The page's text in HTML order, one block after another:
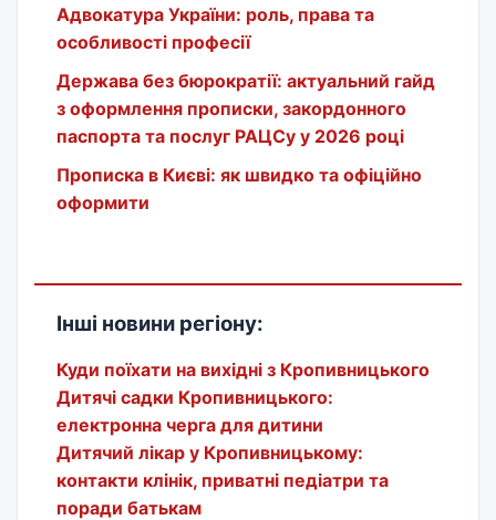
Адвокатура України: роль, права та
особливості професії
Держава без бюрократії: актуальний гайд
з оформлення прописки, закордонного
паспорта та послуг РАЦСу у 2026 році
Прописка в Києві: як швидко та офіційно
оформити
Інші новини регіону:
Куди поїхати на вихідні з Кропивницького
Дитячі садки Кропивницького:
електронна черга для дитини
Дитячий лікар у Кропивницькому:
контакти клінік, приватні педіатри та
поради батькам